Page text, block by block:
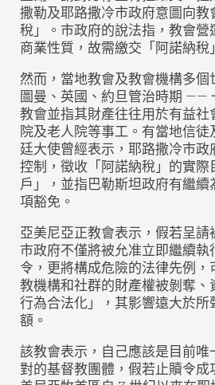
撒勒及耶路撒冷市政府意圖向教
稅」。市政府的說法指，教會營
商業性質，故需繳交「阿諾納稅
然而，當地教會及教會機構多
圖曼、英國、約旦管治時期 ——
教會並指其財產往往用於有益
院及老人院等事工。有當地信
廷大使曾經表示，耶路撒冷市
控制，徵收「阿諾納稅」的實際
戶」，並指巴勒斯坦政府有繼
項豁免。
亞美尼亞正教會表示，假若呈
市政府不僅將被允准立即繼續執
令，更將構成危險的法律先例
教機構和社群的財產權被剝奪、
行為合法化」，其影響遠大於所
額。
該教會表示，自己應該是目前
對的基督教團體，假若止贖令成